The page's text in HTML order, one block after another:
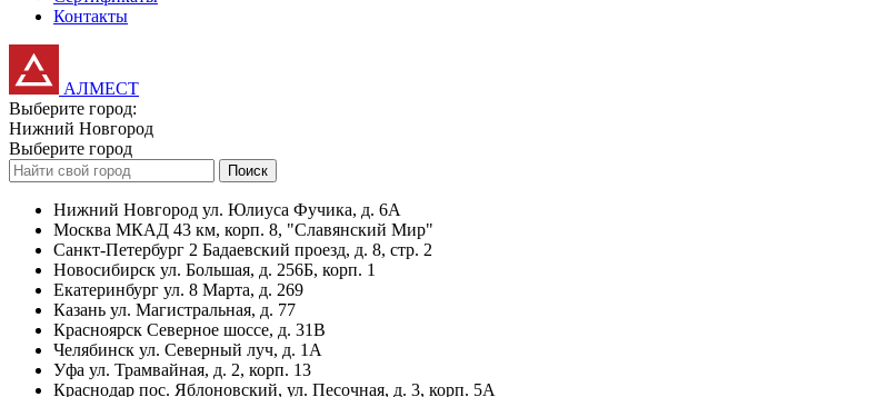
Контакты
АЛМЕСТ
Выберите город:
Нижний Новгород
Выберите город
Поиск
Нижний Новгород ул. Юлиуса Фучика, д. 6А
Москва МКАД 43 км, корп. 8, "Славянский Мир"
Санкт-Петербург 2 Бадаевский проезд, д. 8, стр. 2
Новосибирск ул. Большая, д. 256Б, корп. 1
Екатеринбург ул. 8 Марта, д. 269
Казань ул. Магистральная, д. 77
Красноярск Северное шоссе, д. 31В
Челябинск ул. Северный луч, д. 1А
Уфа ул. Трамвайная, д. 2, корп. 13
Краснодар пос. Яблоновский, ул. Песочная, д. 3, корп. 5А